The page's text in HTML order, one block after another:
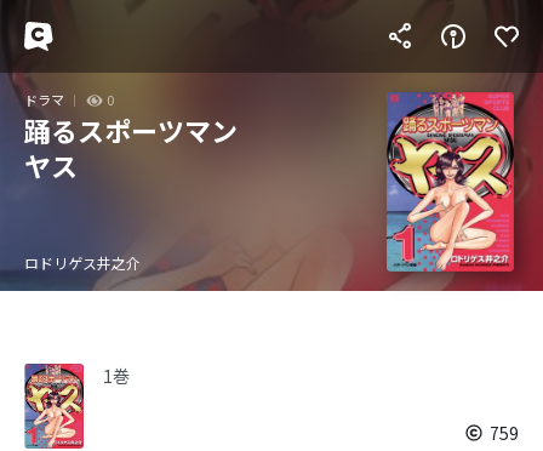
ドラマ 0
踊るスポーツマン
ヤス
ロドリゲス井之介
1巻
759